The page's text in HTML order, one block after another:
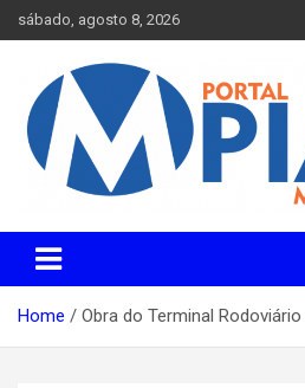
Skip
to
sábado, agosto 8, 2026
Portal MPiauí
Parnaíba
Home Obra do Terminal